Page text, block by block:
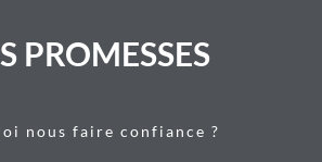
PROMESSES
nous faire confiance ?